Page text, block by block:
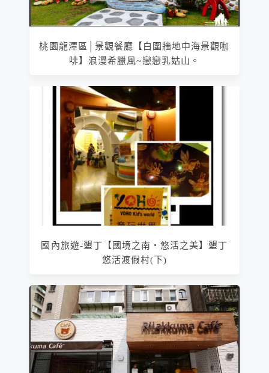
桃園龍潭區│景觀餐廳【白圍牆地中海景觀咖
啡】浪漫希臘風~戀戀乳姑山。
國內旅遊-墾丁【國境之南‧悠活之美】墾丁
悠活渡假村(下)